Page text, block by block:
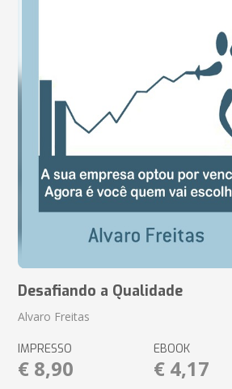
Desafiando a Qualidade
Alvaro Freitas
IMPRESSO
€ 8,90
EBOOK
€ 4,17